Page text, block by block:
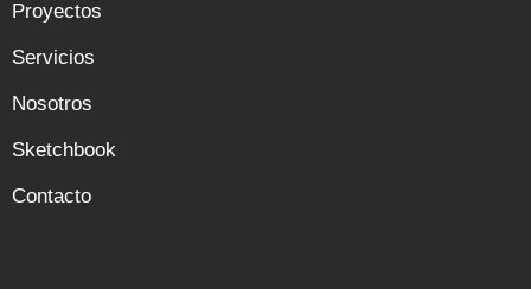
Proyectos
Servicios
Nosotros
Sketchbook
Contacto